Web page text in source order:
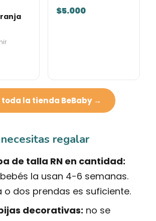
$5.000
toda la tienda BeBaby →
regalar
de talla RN en cantidad:
la usan 4-6 semanas.
o dos prendas es suficiente.
decorativas: no se